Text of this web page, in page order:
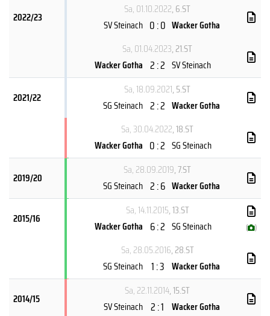
2022/23
Sa, 01.10.2022, 6.ST
SV Steinach 0 : 0 Wacker Gotha
Sa, 01.04.2023, 21.ST
Wacker Gotha 2 : 2 SV Steinach
2021/22
Sa, 18.09.2021, 5.ST
SG Steinach 2 : 2 Wacker Gotha
Sa, 30.04.2022, 18.ST
Wacker Gotha 0 : 2 SG Steinach
2019/20
Sa, 28.09.2019, 7.ST
SG Steinach 2 : 6 Wacker Gotha
2015/16
Sa, 14.11.2015, 13.ST
Wacker Gotha 6 : 2 SG Steinach ( )
Sa, 28.05.2016, 28.ST
SG Steinach 1 : 3 Wacker Gotha
2014/15
Sa, 22.11.2014, 15.ST
SV Steinach 2 : 1 Wacker Gotha